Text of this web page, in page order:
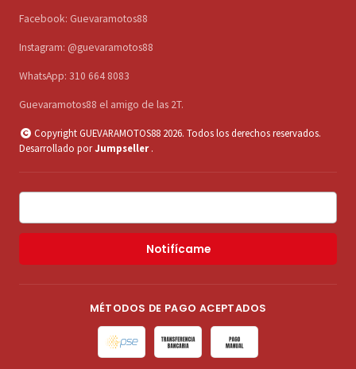
Facebook: Guevaramotos88
Instagram: @guevaramotos88
WhatsApp: 310 664 8083
Guevaramotos88 el amigo de las 2T.
Copyright GUEVARAMOTOS88 2026. Todos los derechos reservados.
Desarrollado porJumpseller .
Notifícame
MÉTODOS DE PAGO ACEPTADOS